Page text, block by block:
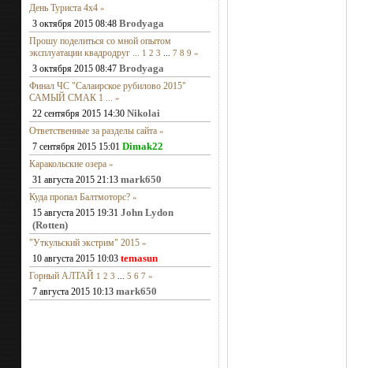
День Туриста 4х4 »
3 октября 2015 08:48 Brodyaga
Прошу поделиться со мной опытом
эксплуатации квадродруг ... 1 2 3 7 8 9 »
3 октября 2015 08:47 Brodyaga
Финал ЧС "Салаирское рубилово 2015"
САМЫЙ СМАК 1 ... »
22 сентября 2015 14:30 Nikolai
Ответственные за разделы сайта »
7 сентября 2015 15:01 Dimak22
Каракольские озера »
31 августа 2015 21:13 mark650
Куда пропал Балтмоторс? »
15 августа 2015 19:31 John Lydon
(Rotten)
"Уткульский экстрим" 2015 »
10 августа 2015 10:03 temasun
Горный АЛТАЙ 1 2 3 5 6 7 »
7 августа 2015 10:13 mark650